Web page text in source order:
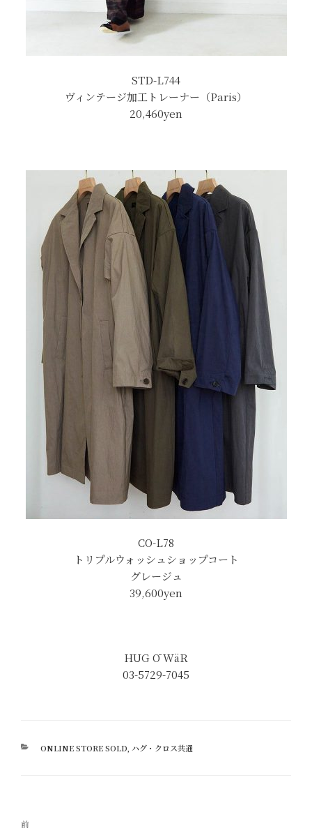
STD-L744
ヴィンテージ加工トレーナー（Paris）
20,460yen
CO-L78
トリプルウォッシュショップコート
グレージュ
39,600yen
HUG Ō WäR
03-5729-7045
カ
ONLINE STORE SOLD, ハグ・クロス共通
投
過
前